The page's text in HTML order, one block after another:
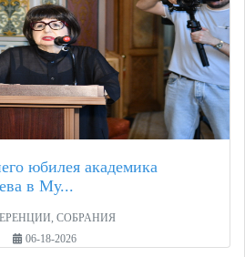
юбилея академика
в Му...
СОБРАНИЯ
06-18-2026